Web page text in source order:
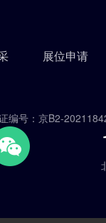
展位申请
编号：京B2-